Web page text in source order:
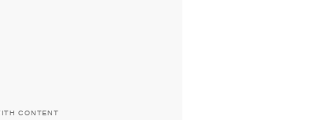
CONTENT